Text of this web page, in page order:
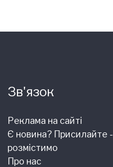
Зв'язок
Реклама на сайті
Є новина? Присилайте -
розмістимо
Про нас